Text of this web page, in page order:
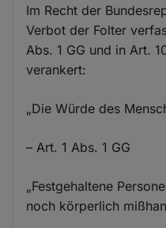
Im Recht der
Verbot der Folter
Abs. 1 GG und in Art.
verankert:
„Die Würde des
– Art. 1 Abs. 1 GG
„Festgehaltene
noch körperlich